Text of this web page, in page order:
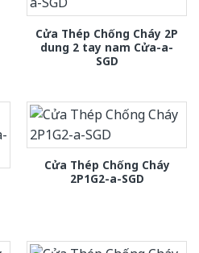
Cửa Thép Chống Cháy 2P
dung 2 tay nam Cửa-a-
SGD
Cửa Thép Chống Cháy
2P1G2-a-SGD